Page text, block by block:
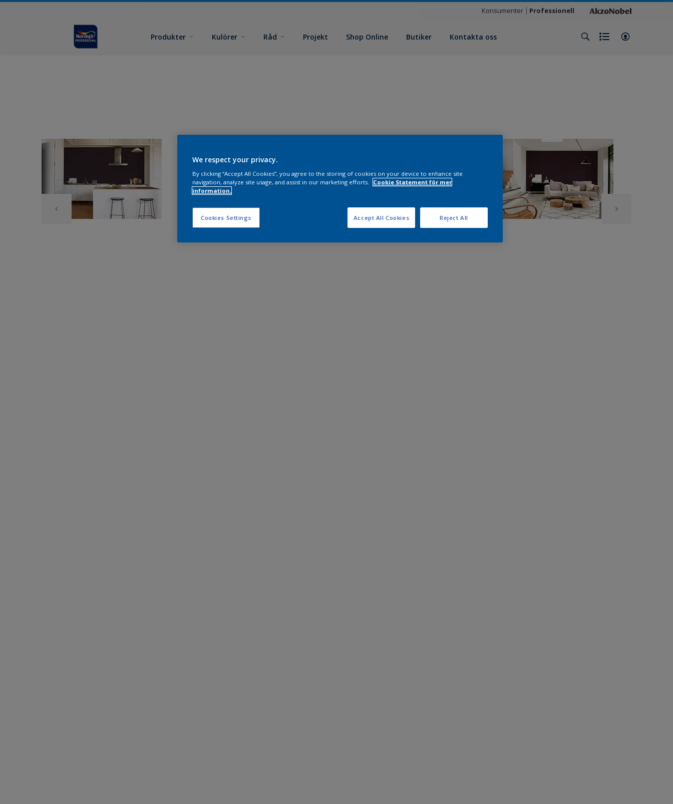
Konsumenter Professionell
Produkter Kulörer Råd Projekt Shop Online Butiker Kontakta oss
We respect your privacy.
By clicking “Accept All Cookies”, you agree to the storing of cookies on your device to enhance site
navigation, analyze site usage, and assist in our marketing efforts.
Cookie Statement för mer
information.
Cookies Settings Reject All
Accept All Cookies